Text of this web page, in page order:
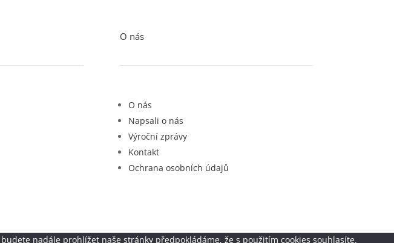
O nás
O nás
Napsali o nás
Výroční zprávy
Kontakt
Ochrana osobních údajů
nadále prohlížet naše stránky předpokládáme, že s použitím cookies souhlasíte.